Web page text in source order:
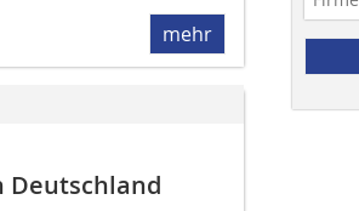
mehr
Deutschland